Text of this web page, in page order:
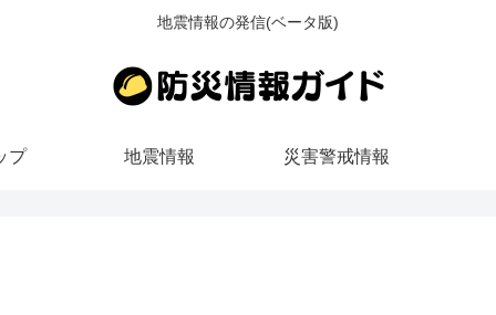
地震情報の発信(ベータ版)
プ 地震情報 災害警戒情報